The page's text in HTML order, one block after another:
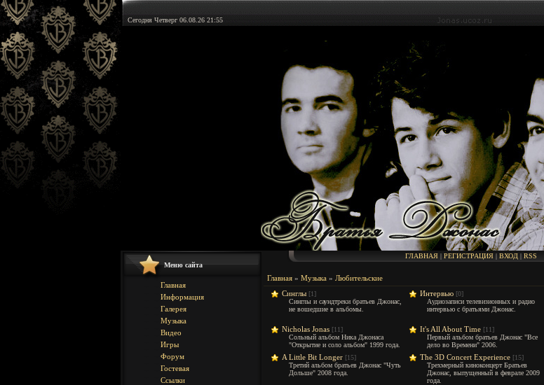
Сегодня Четверг 06.08.26 21:55
Меню сайта
Главная
Информация
Галерея
Музыка
Видео
Игры
Форум
Гостевая
Ссылки
ГЛАВНАЯ | РЕГИСТРАЦИЯ | ВХОД | RSS
Главная » Музыка » Любительские
Синглы [1]
Синглы и саундтреки братьев Джонас,
не вошедшие в альбомы.
Интервью [0]
Аудиозаписи телевизионных и радио
интервью с братьями Джонас.
Nicholas Jonas [11]
Сольный альбом Ника Джонаса
"Открытие и соло альбом" 1999 года.
It's All About Time [11]
Первый альбом братьев Джонас "Все
дело во Времени" 2006.
A Little Bit Longer [15]
Третий альбом братьев Джонас "Чуть
Дольше" 2008 года.
The 3D Concert Experience [15]
Трехмерный киноконцерт Братьев
Джонас, выпущенный в феврале 2009
года.